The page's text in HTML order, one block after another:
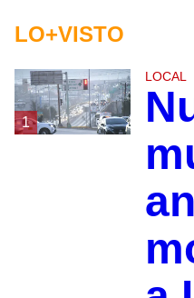
LO+VISTO
1
LOCAL